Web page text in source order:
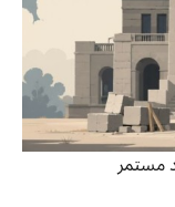
مستمر